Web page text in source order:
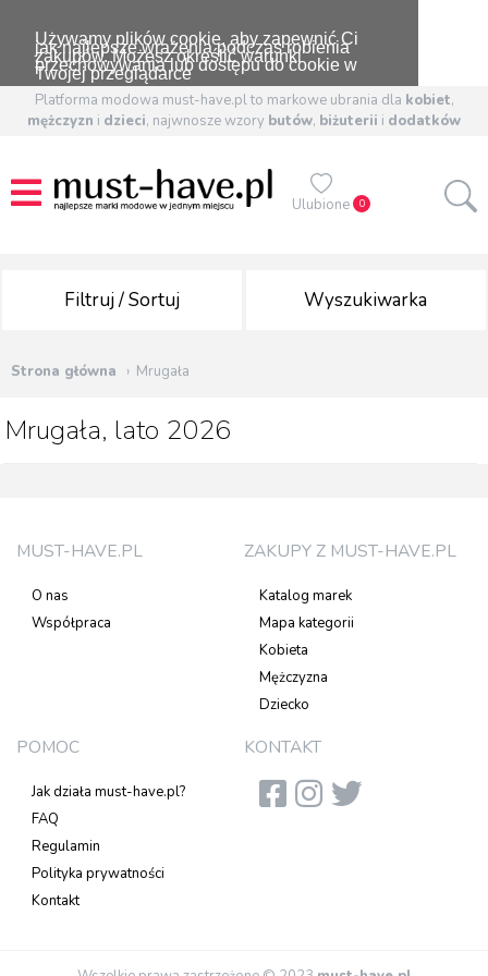
Używamy plików cookie, aby zapewnić Ci
jak najlepsze wrażenia podczas robienia
zakupów. Możesz określić warunki
przechowywania lub dostępu do cookie w
Twojej przeglądarce
Platforma modowa must-have.pl to markowe ubrania dla kobiet,
mężczyzn i dzieci, najwnosze wzory butów, biżuterii i dodatków
Ulubione 0
Filtruj / Sortuj Wyszukiwarka
Strona główna Mrugała
Mrugała, lato 2026
MUST-HAVE.PL
O nas
Współpraca
ZAKUPY Z MUST-HAVE.PL
Katalog marek
Mapa kategorii
Kobieta
Mężczyzna
Dziecko
POMOC
Jak działa must-have.pl?
FAQ
Regulamin
Polityka prywatności
Kontakt
KONTAKT